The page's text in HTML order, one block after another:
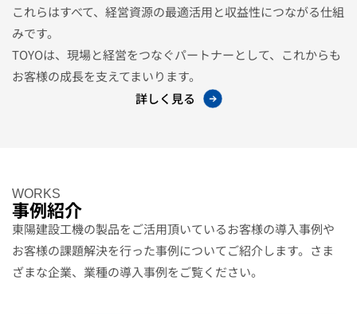
これらはすべて、経営資源の最適活用と収益性につながる仕組
みです。
TOYOは、現場と経営をつなぐパートナーとして、これからも
お客様の成長を支えてまいります。
詳しく見る
WORKS
事例紹介
東陽建設工機の製品をご活用頂いているお客様の導入事例や
お客様の課題解決を行った事例についてご紹介します。さま
ざまな企業、業種の導入事例をご覧ください。